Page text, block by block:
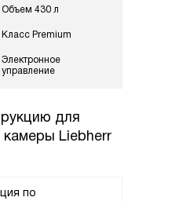
Объем 430 л
Класс Premium
Электронное
управление
для
камеры Liebherr
по